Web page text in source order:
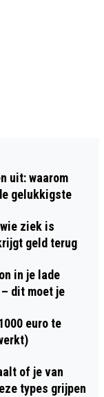
uit: waarom
gelukkigste
ziek is
geld terug
in je lade
dit moet je
euro te
of je van
types grijpen